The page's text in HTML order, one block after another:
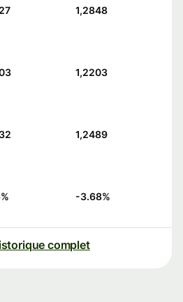
1,2848
1,2203
1,2489
% -3.68%
complet